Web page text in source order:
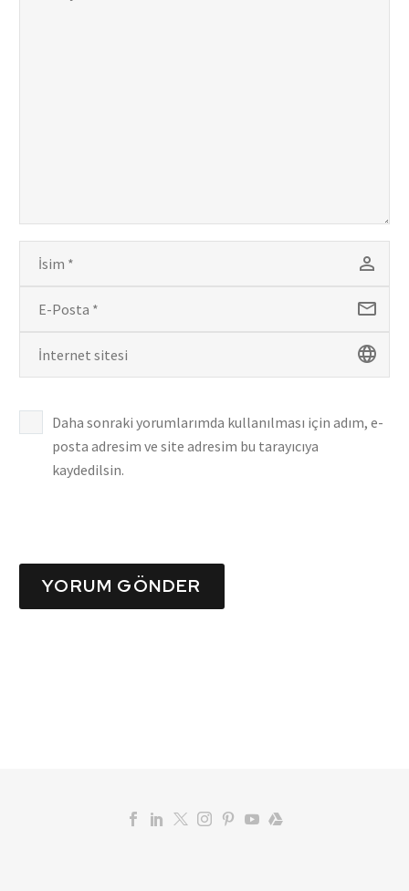
Daha sonraki yorumlarımda kullanılması için adım, e-
posta adresim ve site adresim bu tarayıcıya
kaydedilsin.
YORUM GÖNDER